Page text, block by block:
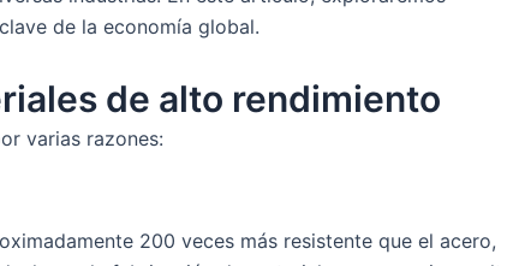
de la economía global.
de alto rendimiento
varias razones:
200 veces más resistente que el acero,